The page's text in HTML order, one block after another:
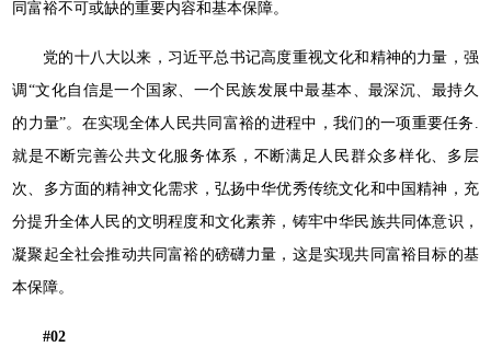
同富裕不可或缺的重要内容和基本保障。
党的十八大以来，习近平总书记高度重视文化和精神的力量，强
调“文化自信是一个国家、一个民族发展中最基本、最深沉、最持久
的力量”。在实现全体人民共同富裕的进程中，我们的一项重要任务.
就是不断完善公共文化服务体系，不断满足人民群众多样化、多层
次、多方面的精神文化需求，弘扬中华优秀传统文化和中国精神，充
分提升全体人民的文明程度和文化素养，铸牢中华民族共同体意识，
凝聚起全社会推动共同富裕的磅礴力量，这是实现共同富裕目标的基
本保障。
#02